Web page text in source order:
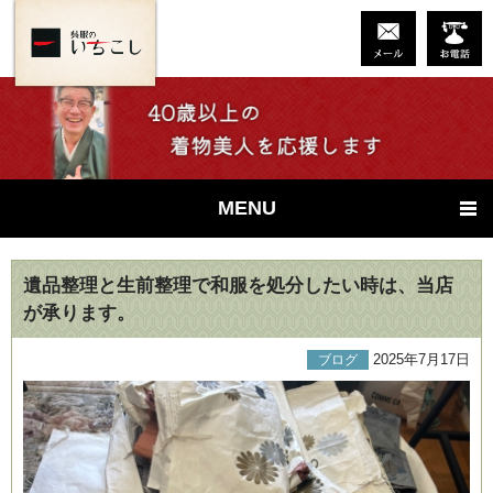
MENU
遺品整理と生前整理で和服を処分したい時は、当店
が承ります。
ブログ 2025年7月17日